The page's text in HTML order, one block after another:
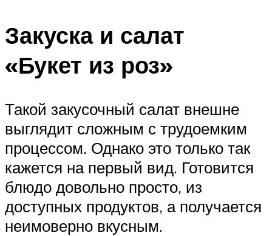
Закуска и салат
«Букет из роз»
Такой закусочный салат внешне
выглядит сложным с трудоемким
процессом. Однако это только так
кажется на первый вид. Готовится
блюдо довольно просто, из
доступных продуктов, а получается
неимоверно вкусным.